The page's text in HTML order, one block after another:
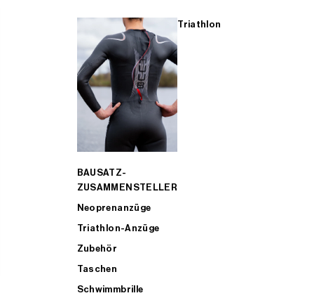
Triathlon
BAUSATZ-
ZUSAMMENSTELLER
Neoprenanzüge
Triathlon-Anzüge
Zubehör
Taschen
Schwimmbrille